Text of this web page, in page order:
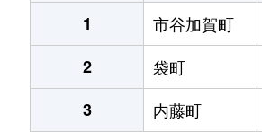
1
市谷加賀町
2
袋町
3
内藤町